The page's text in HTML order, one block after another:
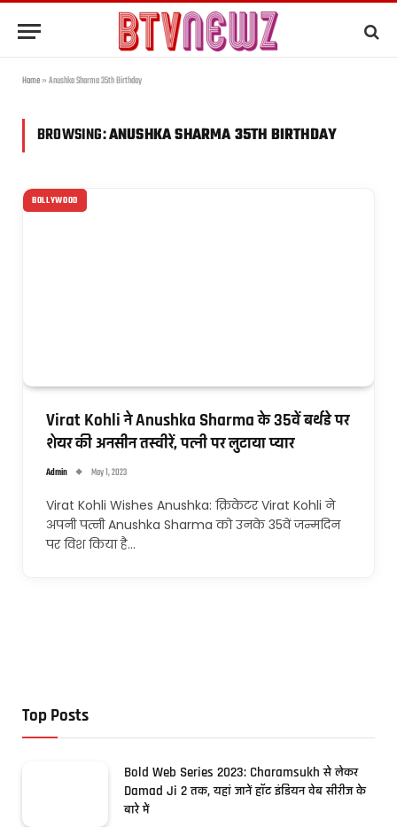
Home»Anushka Sharma 35th Birthday
BROWSING:ANUSHKA SHARMA 35TH BIRTHDAY
BOLLYWOOD
Virat Kohli ने Anushka Sharma के 35वें बर्थडे पर
शेयर की अनसीन तस्वीरें, पत्नी पर लुटाया प्यार
Admin May 1, 2023
Virat Kohli Wishes Anushka: क्रिकेटर Virat Kohli ने
अपनी पत्नी Anushka Sharma को उनके 35वें जन्मदिन
पर विश किया है…
Top Posts
Bold Web Series 2023: Charamsukh से लेकर
Damad Ji 2 तक, यहां जानें हॉट इंडियन वेब सीरीज के
बारे में